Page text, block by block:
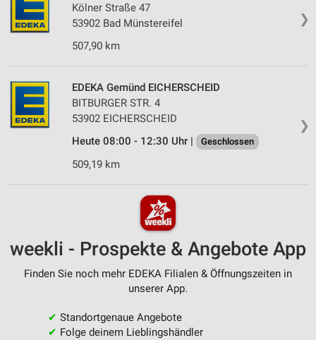
❯
Kölner Straße 47
53902 Bad Münstereifel
507,90 km
❯
EDEKA Gemünd EICHERSCHEID
BITBURGER STR. 4
53902 EICHERSCHEID
Heute 08:00 - 12:30 Uhr |
Geschlossen
509,19 km
weekli - Prospekte & Angebote App
Finden Sie noch mehr EDEKA Filialen & Öffnungszeiten in
unserer App.
✔ Standortgenaue Angebote
✔ Folge deinem Lieblingshändler